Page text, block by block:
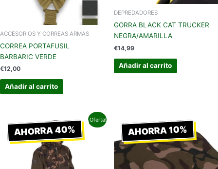
ACCESORIOS Y CORREAS ARMAS
CORREA PORTAFUSIL
BARBARIC VERDE
€12,00
Añadir al carrito
DEPREDADORES
GORRA BLACK CAT TRUCKER
NEGRA/AMARILLA
€14,99
Añadir al carrito
¡Oferta!
AHORRA 40%
de
precios:
desde
€89,99
hasta
€149,99
Este
producto
tiene
AHORRA 10%
precio
original
era:
€13,99.
precio
actual
es:
€12,59.